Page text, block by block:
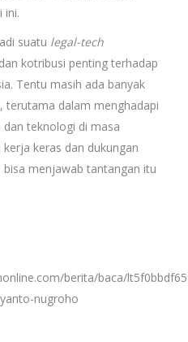
ini.
suatu legal-tech
kotribusi penting terhadap
Tentu masih ada banyak
terutama dalam menghadapi
teknologi di masa
keras dan dukungan
menjawab tantangan itu
berita/baca/
nugroho